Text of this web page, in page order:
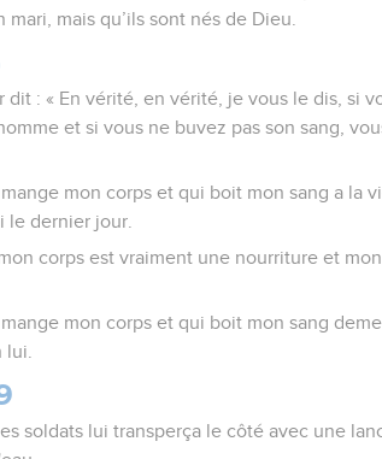
mari, mais qu’ils sont nés de Dieu.
dit : « En vérité, en vérité, je vous le dis, si
et si vous ne buvez pas son sang,
mon corps et qui boit mon sang a la
le dernier jour.
corps est vraiment une nourriture et
mon corps et qui boit mon sang
lui.
soldats lui transperça le côté avec une